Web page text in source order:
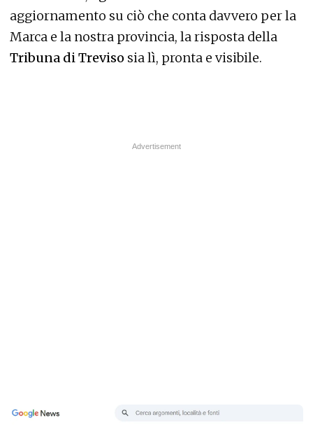
aggiornamento su ciò che conta davvero per la
Marca e la nostra provincia, la risposta della
Tribuna di Treviso sia lì, pronta e visibile.